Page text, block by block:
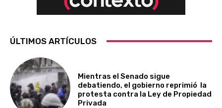
ÚLTIMOS ARTÍCULOS
Mientras el Senado sigue
debatiendo, el gobierno reprimió la
protesta contra la Ley de Propiedad
Privada